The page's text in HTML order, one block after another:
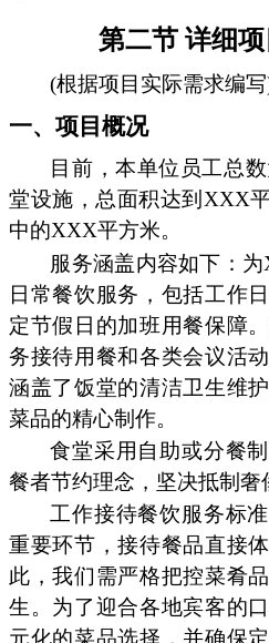
第二节 详细
(根据项目实际需求编
一、项目概况
目前，本单位员工总
堂设施，总面积达到XXX
中的XXX平方米。
服务涵盖内容如下：
日常餐饮服务，包括工作
定节假日的加班用餐保障
务接待用餐和各类会议活
涵盖了饭堂的清洁卫生维
菜品的精心制作。
食堂采用自助或分餐
餐者节约理念，坚决抵制奢
工作接待餐饮服务标
重要环节，接待餐品直接
此，我们需严格把控菜肴
生。为了迎合各地宾客的
元化的菜品选择，并确保